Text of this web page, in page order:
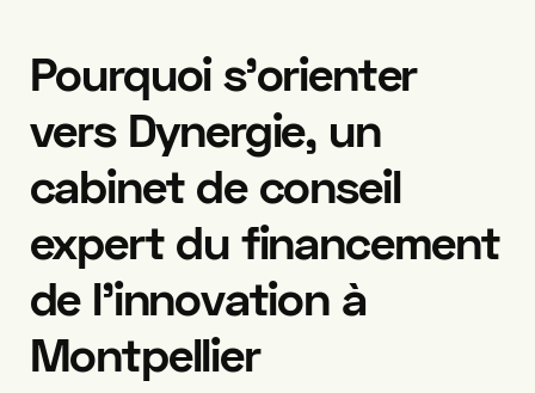
Pourquoi s’orienter
vers Dynergie, un
cabinet de conseil
expert du financement
de l’innovation à
Montpellier